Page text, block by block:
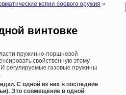
копии боевого оружия »
винтовке
пружинно-поршневой
свойственную этому
. И регулируемые газовые пружины
С одной из них в последние
Это совмещение в одной